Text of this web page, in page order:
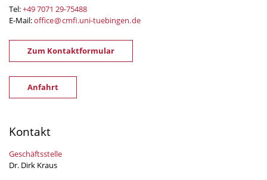
Tel:+49 7071 29-75488
E-Mail:office@cmfi.uni-tuebingen.de
Zum Kontaktformular
Anfahrt
Kontakt
Geschäftsstelle
Dr. Dirk Kraus